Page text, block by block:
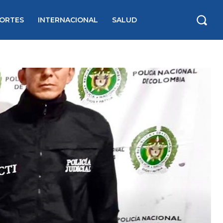
INTERNACIONAL SALUD